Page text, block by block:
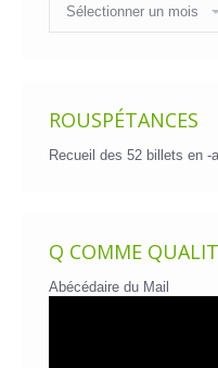
des
billets
ROUSPÉTANCES
Recueil des 52 billets en -
Q COMME
Abécédaire du Mail